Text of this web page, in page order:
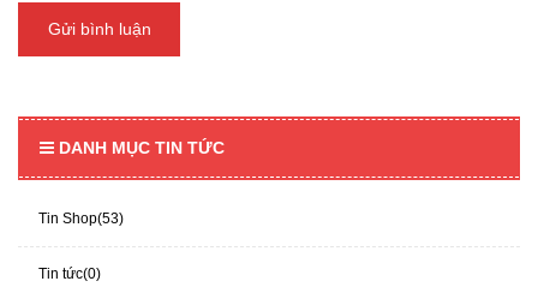
Gửi bình luận
DANH MỤC TIN TỨC
Tin Shop(53)
Tin tức(0)